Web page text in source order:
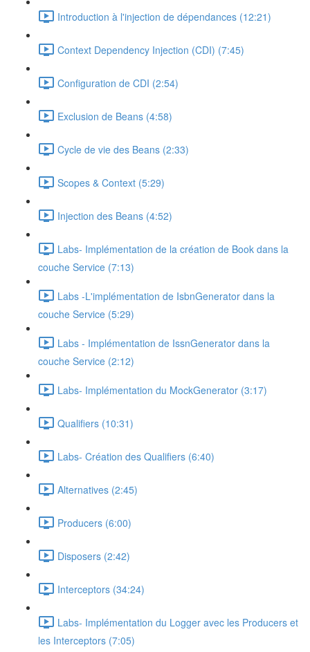
Introduction à l'injection de dépendances (12:21)
Context Dependency Injection (CDI) (7:45)
Configuration de CDI (2:54)
Exclusion de Beans (4:58)
Cycle de vie des Beans (2:33)
Scopes & Context (5:29)
Injection des Beans (4:52)
Labs- Implémentation de la création de Book dans la
couche Service (7:13)
Labs -L'implémentation de IsbnGenerator dans la
couche Service (5:29)
Labs - Implémentation de IssnGenerator dans la
couche Service (2:12)
Labs- Implémentation du MockGenerator (3:17)
Qualifiers (10:31)
Labs- Création des Qualifiers (6:40)
Alternatives (2:45)
Producers (6:00)
Disposers (2:42)
Interceptors (34:24)
Labs- Implémentation du Logger avec les Producers et
les Interceptors (7:05)